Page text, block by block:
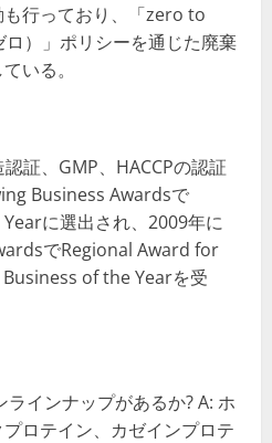
行っており、「zero to
）」ポリシーを通じた廃棄
いる。
証、GMP、HACCPの認証
Business Awardsで
に選出され、2009年に
でRegional Award for
of the Yearを受
インナップがあるか? A: ホ
ロテイン、カゼインプロテ